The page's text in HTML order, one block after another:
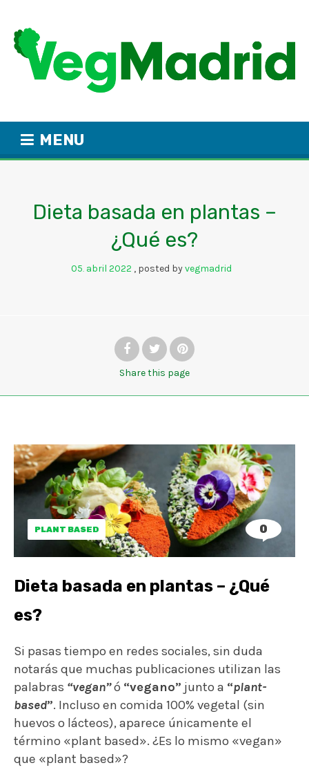
MENU
Dieta basada en plantas –
¿Qué es?
05. abril 2022 posted byvegmadrid
Sharethis page
PLANT BASED 0
Dieta basada en plantas – ¿Qué
es?
Si pasas tiempo en redes sociales, sin duda
notarás que muchas publicaciones utilizan las
palabras “vegan”ó “vegano” junto a “plant-
based”. Incluso en comida 100% vegetal (sin
huevos o lácteos), aparece únicamente el
término «plant based». ¿Es lo mismo «vegan»
que «plant based»?